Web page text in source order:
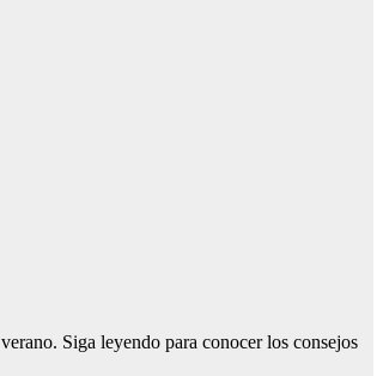
Siga leyendo para conocer los consejos